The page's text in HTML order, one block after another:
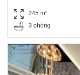
245 m²
3 phòng